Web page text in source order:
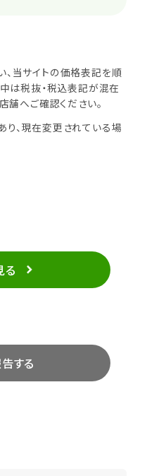
当サイトの価格表記を順
は税抜・税込表記が混在
舗へご確認ください。
、現在変更されている場
る
する